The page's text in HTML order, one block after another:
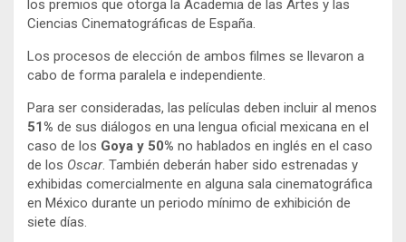
los premios que otorga la Academia de las Artes y las
Ciencias Cinematográficas de España.
Los procesos de elección de ambos filmes se llevaron a
cabo de forma paralela e independiente.
Para ser consideradas, las películas deben incluir al menos
51% de sus diálogos en una lengua oficial mexicana en el
caso de los Goya y 50% no hablados en inglés en el caso
de los Oscar. También deberán haber sido estrenadas y
exhibidas comercialmente en alguna sala cinematográfica
en México durante un periodo mínimo de exhibición de
siete días.